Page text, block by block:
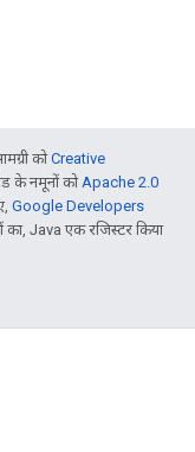
कोCreative
के नमूनों कोApache 2.0
Google Developers
Java एक रजिस्टर किया